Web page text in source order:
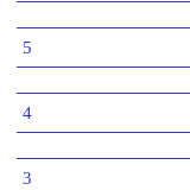
5
4
3